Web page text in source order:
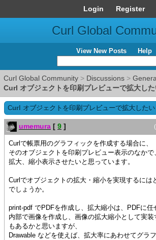
Login Register
Curl Global
View New Posts Help
Curl Global Community > Discussions >
Curl オブジェクトを印刷プレビューで拡大し
Curl オブジェクトを印刷プレビューで拡大したい
umemura [ 9 ]
Curlで帳票用のグラフィックを作成する場合に、
そのオブジェクトを印刷プレビュー表示のなかで
拡大、縮小表示させたいと思っています。
Curlでオブジェクトの拡大・縮小を実現するには
でしょうか。
print-pdf でPDFを作成し、拡大縮小は、PDFに任
内部で画像を作成し、画像の拡大縮小として実
もあるかと思いますが、
Drawable などを使えば、拡大率にあわせてグラ